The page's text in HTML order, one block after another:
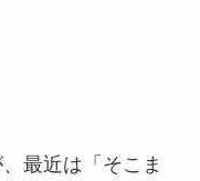
最近は「そこま